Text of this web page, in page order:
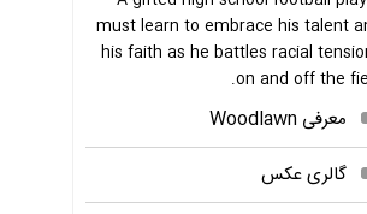
must learn to embrace his talent
his faith as he battles racial
on and off the
معرفی Woodlawn
گالری عکس